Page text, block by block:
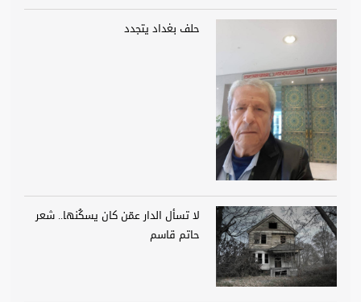
حلف بغداد يتجدد
لا تسأل الدار عمّن كان يسكُنها.. شعر
حاتم قاسم